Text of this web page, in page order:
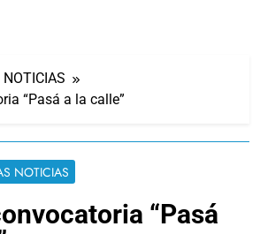
“Pasá a la calle”
NOTICIAS
“Pasá